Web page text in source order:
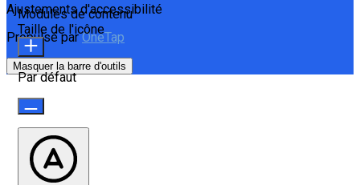
Ajustements d'accessibilité
Propulsé parOneTap
Masquer la barre d'outils
Modules de contenu
Taille de l'icône
Par défaut